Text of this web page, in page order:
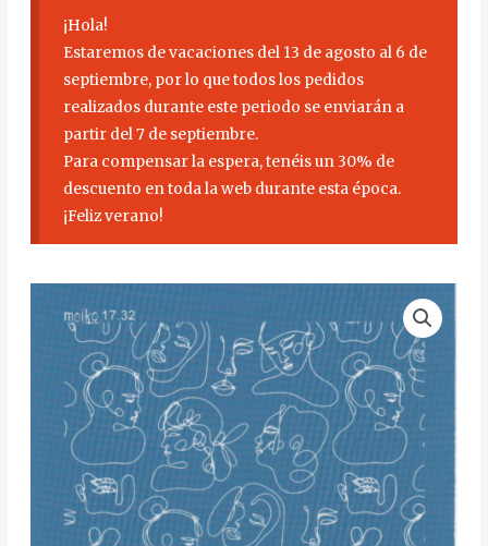
¡Hola!
Estaremos de vacaciones del 13 de agosto al 6 de
septiembre, por lo que todos los pedidos
realizados durante este periodo se enviarán a
partir del 7 de septiembre.
Para compensar la espera, tenéis un 30% de
descuento en toda la web durante esta época.
¡Feliz verano!